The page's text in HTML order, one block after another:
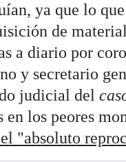
ya que lo
de
a diario por
y secretario
judicial del
en los peores
"absoluto